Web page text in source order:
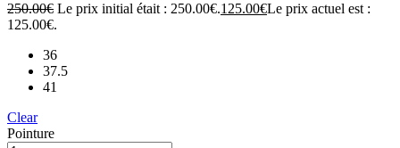
250.00€ Le prix initial était : 250.00€.125.00€Le prix actuel est :
125.00€.
36
37.5
41
Clear
Pointure